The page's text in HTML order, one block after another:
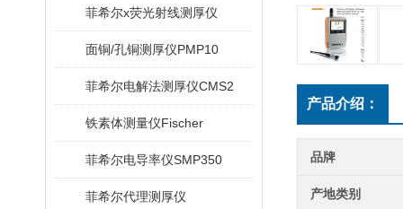
菲希尔x荧光射线测厚仪
面铜/孔铜测厚仪PMP10
菲希尔电解法测厚仪CMS2
铁素体测量仪Fischer
菲希尔电导率仪SMP350
菲希尔代理测厚仪
产品介绍：
品牌
产地类别